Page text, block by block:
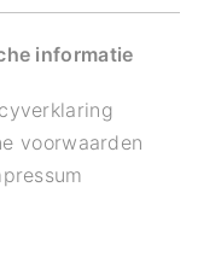
informatie
voorwaarden